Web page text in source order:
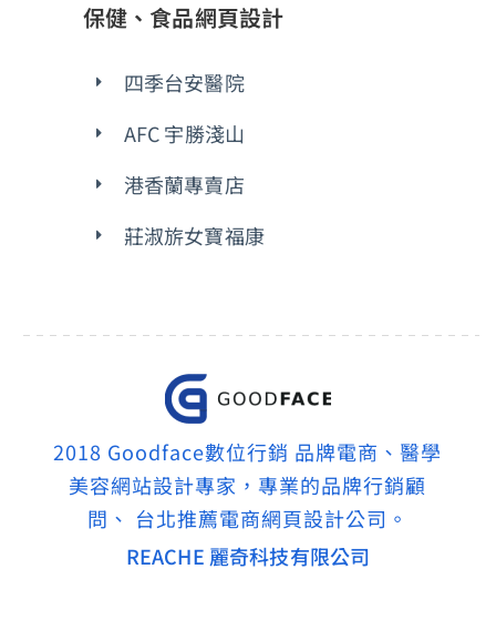
保健、食品網頁設計
四季台安醫院
AFC 宇勝淺山
港香蘭專賣店
莊淑旂女寶福康
2018 Goodface數位行銷 品牌電商、醫學
美容網站設計專家，專業的品牌行銷顧
問、 台北推薦電商網頁設計公司。
REACHE 麗奇科技有限公司